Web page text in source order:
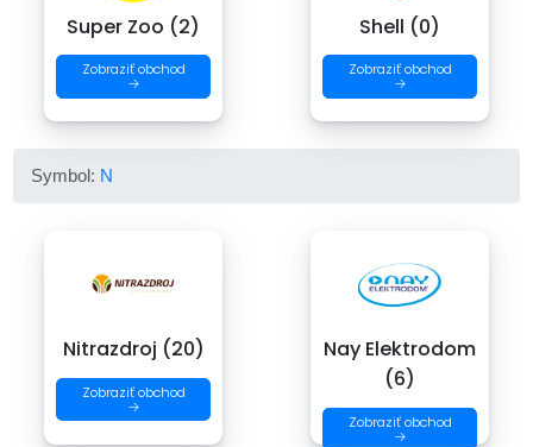
Super Zoo (2)
Zobraziť obchod
→
Shell (0)
Zobraziť obchod
→
Symbol: N
Nitrazdroj (20)
Zobraziť obchod
→
Nay Elektrodom
(6)
Zobraziť obchod
→